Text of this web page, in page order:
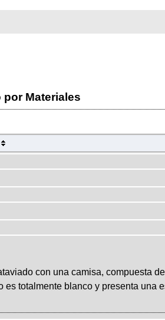
Materiales
con una camisa, compuesta
totalmente blanco y presenta una